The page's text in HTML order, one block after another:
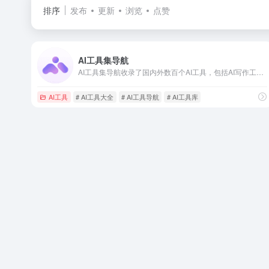
排序 发布 更新 浏览 点赞
AI工具集导航
AI工具 # AI工具大全 # AI工具导航 # AI工具库